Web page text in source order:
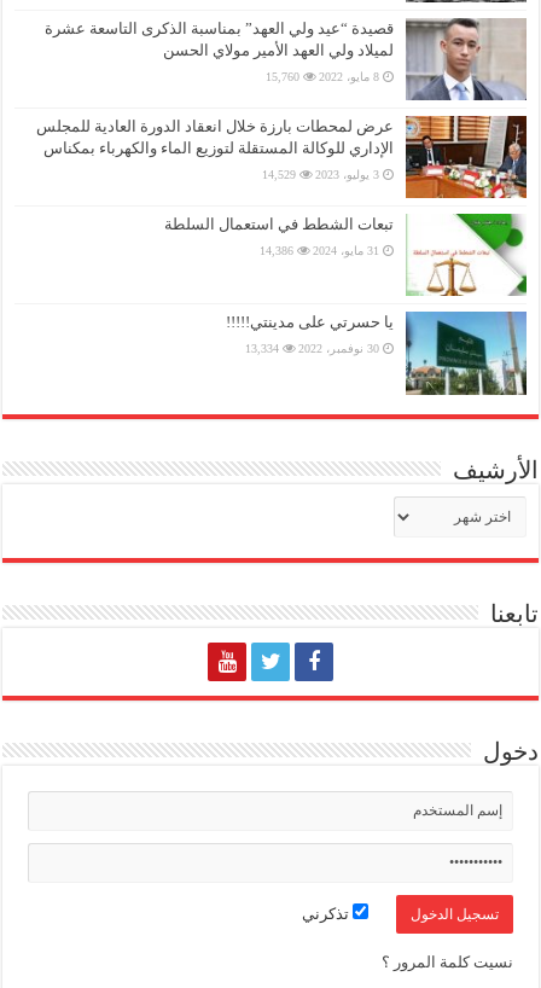
قصيدة “عيد ولي العهد” بمناسبة الذكرى التاسعة عشرة
لميلاد ولي العهد الأمير مولاي الحسن
8 مايو، 2022 15,760
عرض لمحطات بارزة خلال انعقاد الدورة العادية للمجلس
الإداري للوكالة المستقلة لتوزيع الماء والكهرباء بمكناس
3 يوليو، 2023 14,529
تبعات الشطط في استعمال السلطة
31 مايو، 2024 14,386
يا حسرتي على مدينتي!!!!!
30 نوفمبر، 2022 13,334
الأرشيف
الأرشيف
تابعنا
دخول
تذكرني
نسيت كلمة المرور ؟